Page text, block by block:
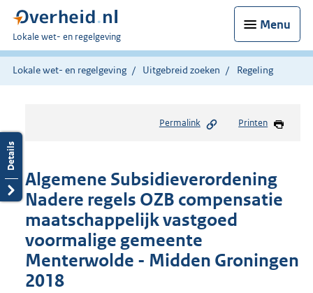
Menu
U
bent
hier:
Lokale wet- en regelgeving
Lokale wet- en regelgeving Uitgebreid zoeken Regeling
Permalink Printen
Algemene Subsidieverordening
Nadere regels OZB compensatie
maatschappelijk vastgoed
voormalige gemeente
Menterwolde - Midden Groningen
2018